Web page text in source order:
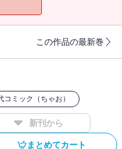
この作品の最新巻
コミック（ちゃお）
新刊から
まとめてカート